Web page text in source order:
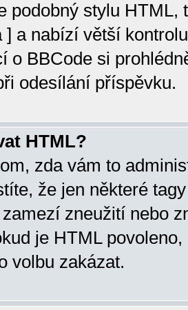
podobný stylu HTML,
] a nabízí větší
o BBCode si
odesílání příspěvku.
HTML?
zda vám to
že jen některé
zneužití nebo
je HTML
volbu zakázat.